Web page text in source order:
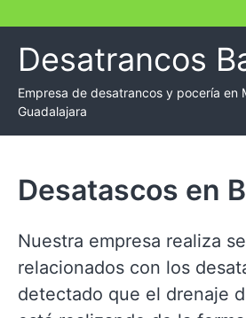
content
Desatrancos
Empresa de desatrancos y pocería en
Guadalajara
Desatascos en
Nuestra empresa realiza
relacionados con los
detectado que el drenaje